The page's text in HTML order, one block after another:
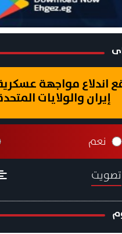
اندلاع مواجهة
إيران والولايات
نعم
تصويت